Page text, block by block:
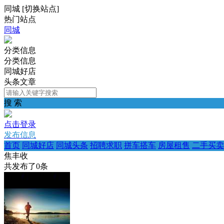
同城 [切换站点]
热门站点
同城
分类信息
分类信息
同城好店
头条文章
搜 索
点击登录
发布信息
首页 同城好店 同城头条 招聘求职 拼车搭车 房屋租售 二手买卖
焦丰收
共发布了0条